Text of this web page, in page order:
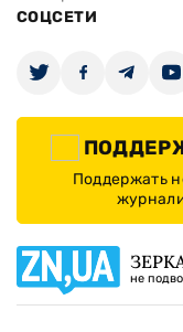
СОЦСЕТИ
Поддержать
не